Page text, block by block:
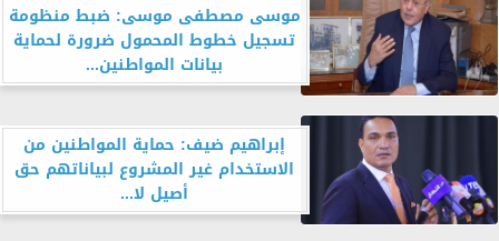
موسى مصطفى موسى: ضبط منظومة
تسجيل خطوط المحمول ضرورة لحماية
بيانات المواطنين...
إبراهيم ضيف: حماية المواطنين من
الاستخدام غير المشروع لبياناتهم حق
أصيل لا...